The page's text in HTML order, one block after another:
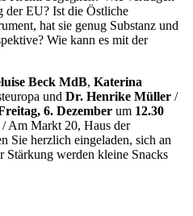
der EU? Ist die Östliche
hat sie genug Substanz und
Wie kann es mit der
Beck MdB, Katerina
und Dr. Henrike Müller /
6. Dezember um 12.30
/ Am Markt 20, Haus der
Sie herzlich eingeladen, sich an
Stärkung werden kleine Snacks